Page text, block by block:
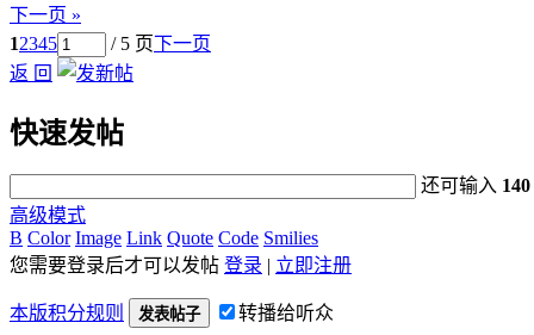
下一页 »
12345 / 5 页下一页
返 回
快速发帖
还可输入 140
高级模式
B Color Image Link Quote Code Smilies
您需要登录后才可以发帖 登录 | 立即注册
本版积分规则 发表帖子 转播给听众